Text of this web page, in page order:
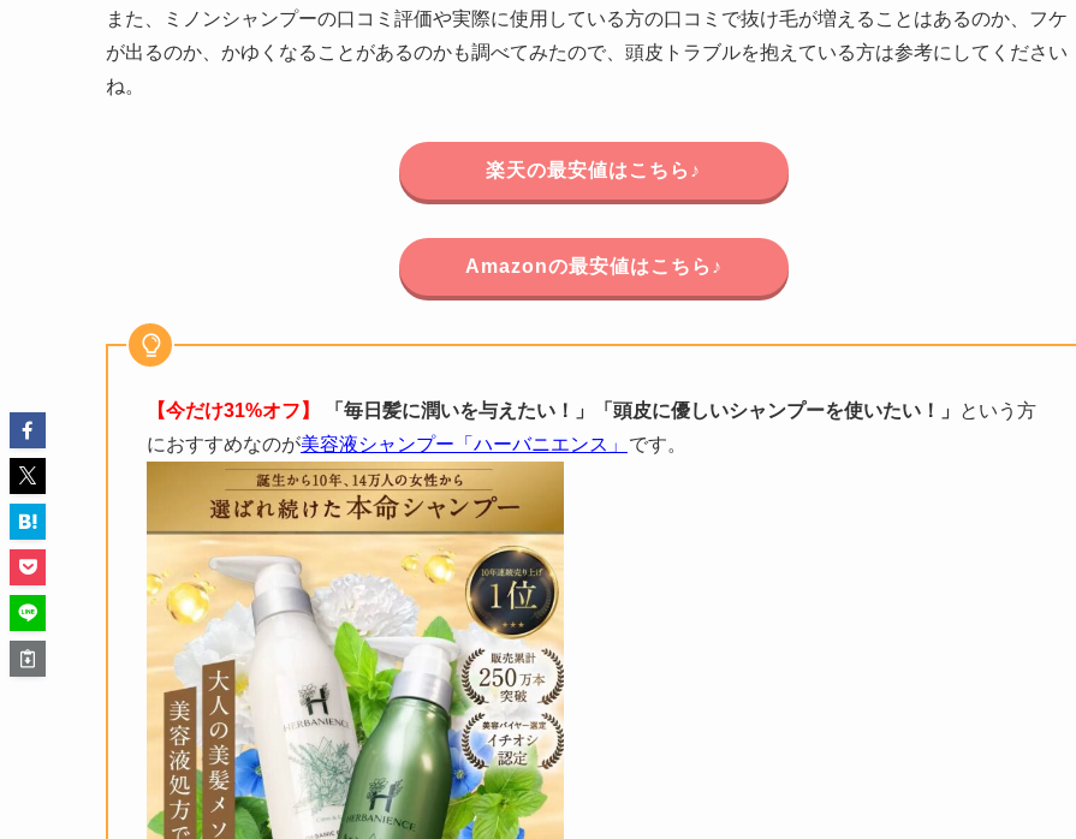
また、ミノンシャンプーの口コミ評価や実際に使用している方の口コミで抜け毛が増えることはあるのか、フケ
が出るのか、かゆくなることがあるのかも調べてみたので、頭皮トラブルを抱えている方は参考にしてください
ね。
楽天の最安値はこちら♪
Amazonの最安値はこちら♪
【今だけ31%オフ】 「毎日髪に潤いを与えたい！」「頭皮に優しいシャンプーを使いたい！」
という方
におすすめなのが美容液シャンプー「ハーバニエンス」 です。